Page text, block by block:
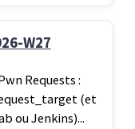
W27
Requests :
(et
ou Jenkins)...